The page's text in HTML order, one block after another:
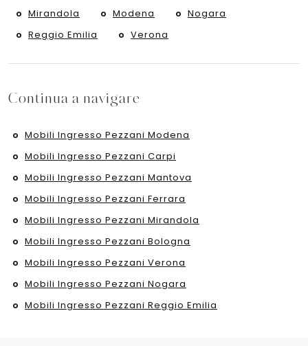
Mirandola
Modena
Nogara
Reggio Emilia
Verona
Continua a navigare
Mobili Ingresso Pezzani Modena
Mobili Ingresso Pezzani Carpi
Mobili Ingresso Pezzani Mantova
Mobili Ingresso Pezzani Ferrara
Mobili Ingresso Pezzani Mirandola
Mobili Ingresso Pezzani Bologna
Mobili Ingresso Pezzani Verona
Mobili Ingresso Pezzani Nogara
Mobili Ingresso Pezzani Reggio Emilia